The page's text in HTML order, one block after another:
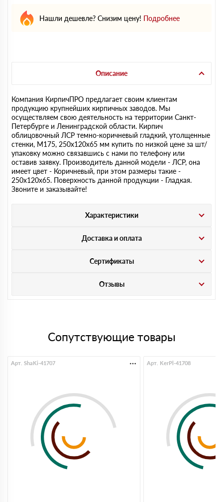
Нашли дешевле? Снизим цену! Подробнее
Описание
Компания КирпичПРО предлагает своим клиентам
продукцию крупнейших кирпичных заводов. Мы
осуществляем свою деятельность на территории Санкт-
Петербурге и Ленинградской области. Кирпич
облицовочный ЛСР темно-коричневый гладкий, утолщенные
стенки, М175, 250х120х65 мм купить по низкой цене за шт/
упаковку можно связавшись с нами по телефону или
оставив заявку. Производитель данной модели - ЛСР, она
имеет цвет - Коричневый, при этом размеры такие -
250х120х65. Поверхность данной продукции - Гладкая.
Звоните и заказывайте!
Характеристики
Доставка и оплата
Сертификаты
Отзывы
Сопутствующие товары
Арт. ShaKi-41707 Арт. KerPl-41708